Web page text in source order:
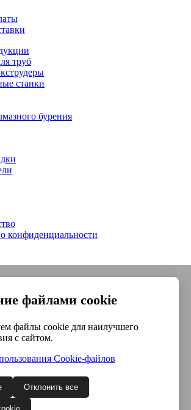
файлами cookie
файлы cookie для наилучшего
с сайтом.
Сookie-файлов
Отклонить все
труб
станки
бурения
конфиденциальности
инструмент, 2026